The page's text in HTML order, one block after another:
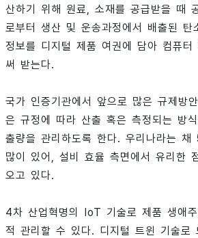
산하기 위해 원료, 소재를 공급받을 때
로부터 생산 및 운송과정에서 배출된 탄
정보를 디지털 제품 여권에 담아 컴퓨터
써 받는다.
국가 인증기관에서 앞으로 많은 규제방
은 규정에 따라 산출 혹은 측정되는 방
출량을 관리하도록 한다. 우리나라는 채
많이 있어, 설비 효율 측면에서 유리한
오고 있다.
4차 산업혁명의 IoT 기술로 제품 생애
적 관리할 수 있다. 디지털 트윈 기술로